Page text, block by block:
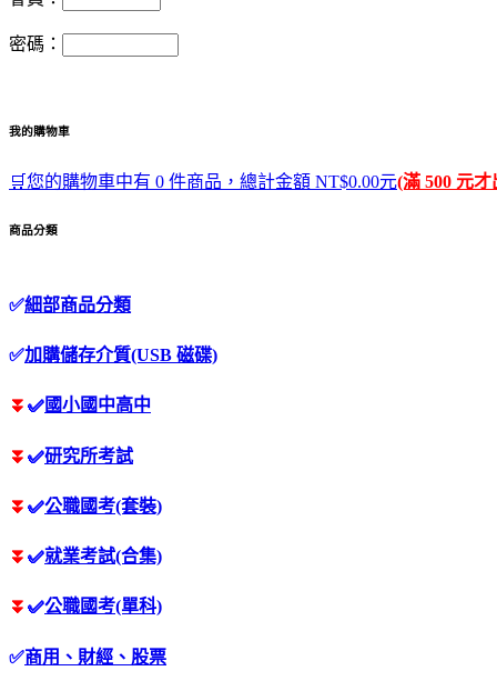
密碼：
我的購物車
🛒您的購物車中有 0 件商品，總計金額 NT$0.00元(滿 500 元才
商品分類
✅細部商品分類
✅加購儲存介質(USB 磁碟)
⏬ ✅國小國中高中
⏬ ✅研究所考試
⏬ ✅公職國考(套裝)
⏬ ✅就業考試(合集)
⏬ ✅公職國考(單科)
✅商用、財經、股票